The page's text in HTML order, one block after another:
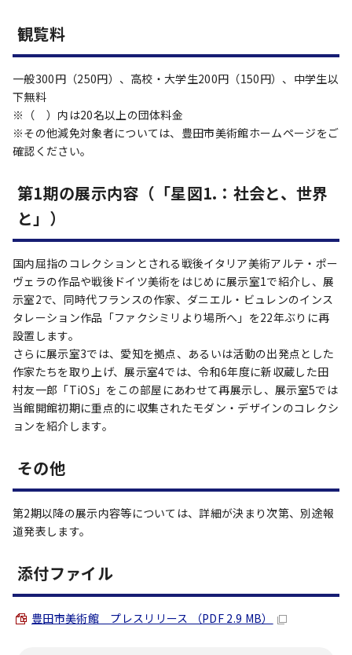
観覧料
一般300円（250円）、高校・大学生200円（150円）、中学生以
下無料
※（ ）内は20名以上の団体料金
※その他減免対象者については、豊田市美術館ホームページをご
確認ください。
第1期の展示内容（「星図1.：社会と、世界
と」）
国内屈指のコレクションとされる戦後イタリア美術アルテ・ポー
ヴェラの作品や戦後ドイツ美術をはじめに展示室1で紹介し、展
示室2で、同時代フランスの作家、ダニエル・ビュレンのインス
タレーション作品「ファクシミリより場所へ」を22年ぶりに再
設置します。
さらに展示室3では、愛知を拠点、あるいは活動の出発点とした
作家たちを取り上げ、展示室4では、令和6年度に新収蔵した田
村友一郎「TiOS」をこの部屋にあわせて再展示し、展示室5では
当館開館初期に重点的に収集されたモダン・デザインのコレクシ
ョンを紹介します。
その他
第2期以降の展示内容等については、詳細が決まり次第、別途報
道発表します。
添付ファイル
豊田市美術館 プレスリリース （PDF 2.9 MB）